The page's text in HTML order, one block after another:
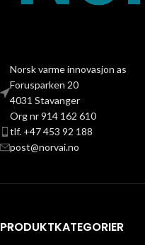
Norsk varme innovasjon as
Forusparken 20
4031 Stavanger
Org nr 914 162 610
tlf. +47 453 92 188
post@norvai.no
PRODUKTKATEGORIER